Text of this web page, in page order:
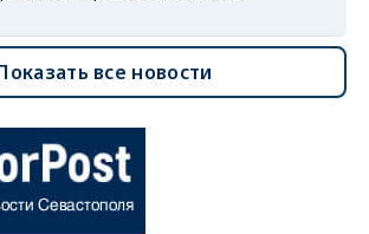
все новости